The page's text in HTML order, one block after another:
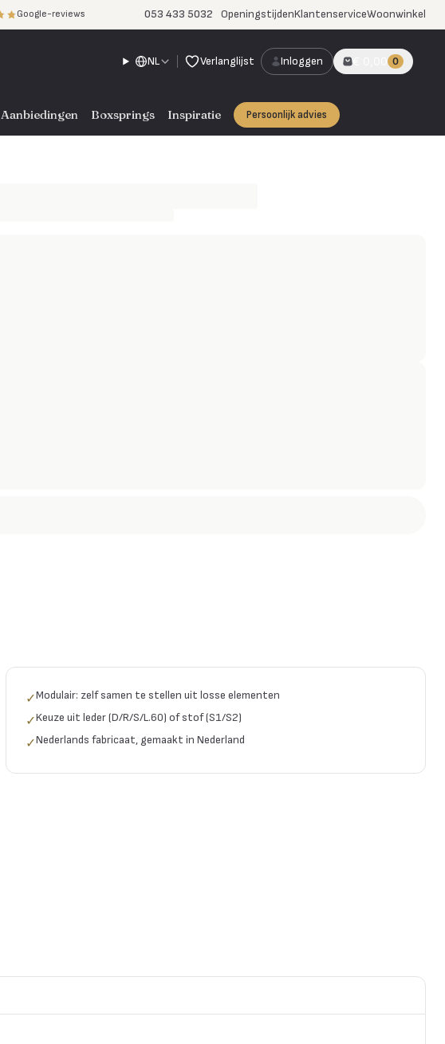
Google-reviews 053 433 5032 OpeningstijdenKlantenserviceWoonwinkel
NL Verlanglijst Inloggen € 0,00 0
Aanbiedingen Boxsprings Inspiratie Persoonlijk advies
✓Modulair: zelf samen te stellen uit losse elementen
✓Keuze uit leder (D/R/S/L.60) of stof (S1/S2)
✓Nederlands fabricaat, gemaakt in Nederland